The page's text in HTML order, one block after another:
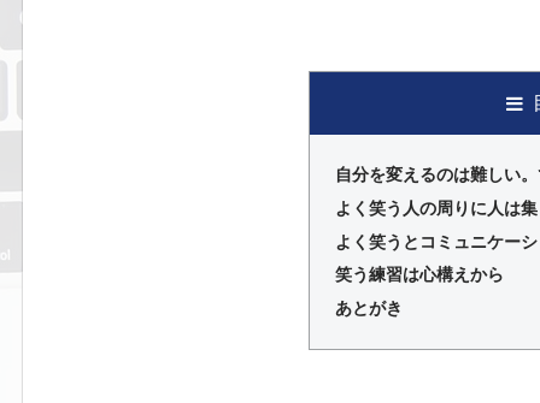
自分を変えるのは難しい
よく笑う人の周りに人は
よく笑うとコミュニケー
笑う練習は心構えから
あとがき